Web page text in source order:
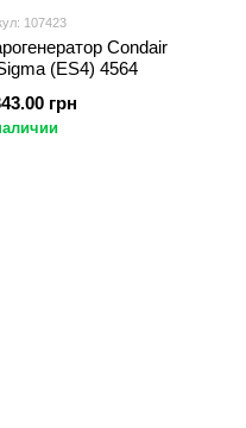
107423
Condair
(ES4) 4564
грн